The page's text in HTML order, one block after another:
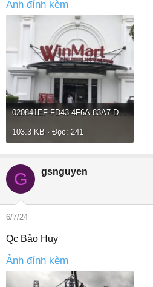
Ảnh đính kèm
020841EF-FD43-4F6A-83A7-D3CA55774B07.jpeg
103.3 KB · Đọc: 241
G gsnguyen
6/7/24
Qc Bảo Huy
Ảnh đính kèm